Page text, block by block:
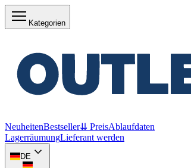
Kategorien
NeuheitenBestseller⇊ PreisAblaufdaten
LagerräumungLieferant werden
DE